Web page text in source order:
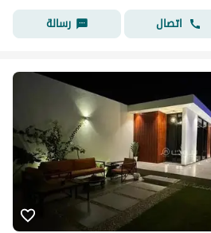
اتصال رسالة